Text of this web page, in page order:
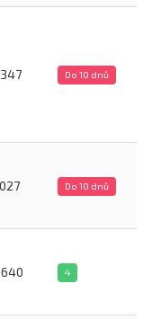
Do 10 dnů
Do 10 dnů
4